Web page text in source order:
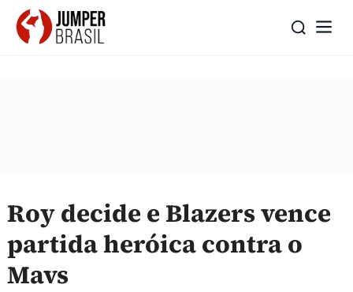
Roy decide e Blazers vence
partida heróica contra o
Mavs